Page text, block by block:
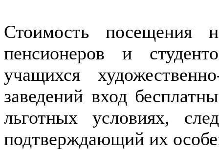
Стоимость посещения
пенсионеров и
учащихся
заведений вход
льготных условиях,
подтверждающий их